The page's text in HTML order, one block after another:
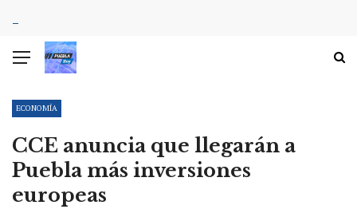
ECONOMÍA
CCE anuncia que llegarán a
Puebla más inversiones
europeas